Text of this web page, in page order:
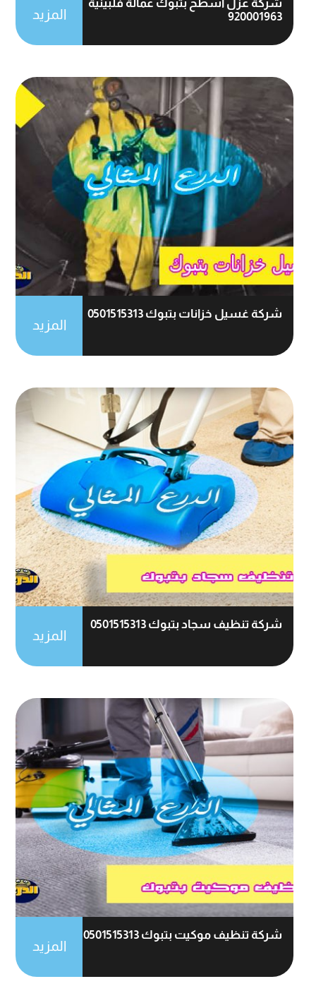
شركة عزل اسطح بتبوك عمالة فلبينية
920001963
المزيد
شركة غسيل خزانات بتبوك 0501515313
المزيد
شركة تنظيف سجاد بتبوك 0501515313
المزيد
شركة تنظيف موكيت بتبوك 0501515313
المزيد